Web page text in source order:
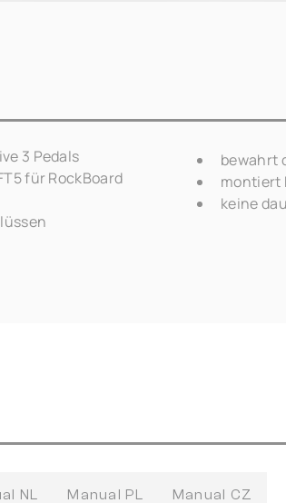
3 Pedals
für RockBoard
bewahrt
montiert
keine
NL Manual PL Manual CZ